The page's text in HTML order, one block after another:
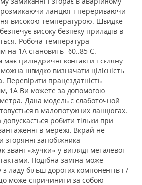
ланцюг і перериваючи
високою температурою. Швидке
високу безпеку приладів в
Робоча температура
на 1А становить -60..85 С.
циліндричні контакти і скляну
можна швидко визначати цілісність
Перевірити працездатність
1А Ви можете за допомогою
Дана модель є слаботочной
в малопотужних ланцюгах.
допускається робити тільки при
в мережі. Вкрай не
згорянні запобіжника
звані «жучки» у вигляді металевої
Подібна заміна може
ладу більш дорогих компонентів і /
може спричинити за собою